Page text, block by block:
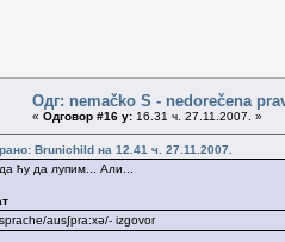
Одг: nemačko S - nedorečena
« Одговор #16 у: 16.31 ч. 27.11.2007. »
Brunichild на 12.41 ч. 27.11.2007.
ћу да лупим... Али...
aus∫pra:xə/- izgovor